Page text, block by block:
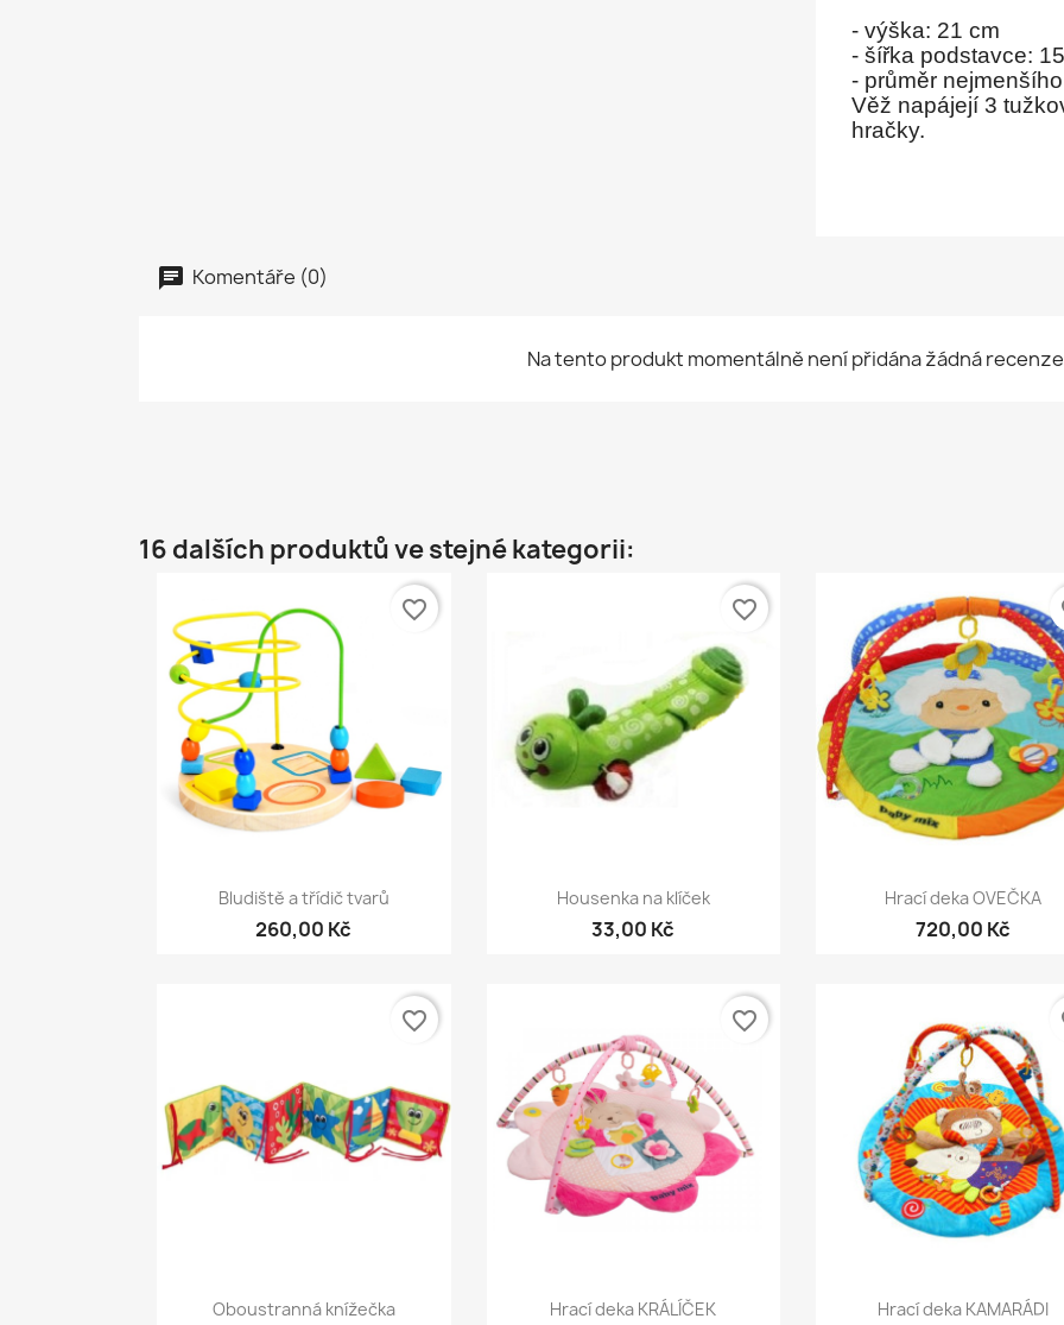
- výška: 21 cm
- šířka podstavce:
- průměr
Věž napájejí 3
hračky.
Komentáře (0)
Na tento produkt momentálně není přidána žádná
16 dalších produktů ve stejné kategorii:
Rychlý náhled
Bludiště a třídič tvarů
260,00 Kč
favorite_border
Rychlý náhled
Housenka na klíček
33,00 Kč
favorite_border
Rychlý náhled
Hrací deka OVEČKA
720,00 Kč
Rychlý náhled
Oboustranná knížečka
favorite_border
Rychlý náhled
Hrací deka KRÁLÍČEK
favorite_border
Rychlý náhled
Hrací deka KAMARÁDI